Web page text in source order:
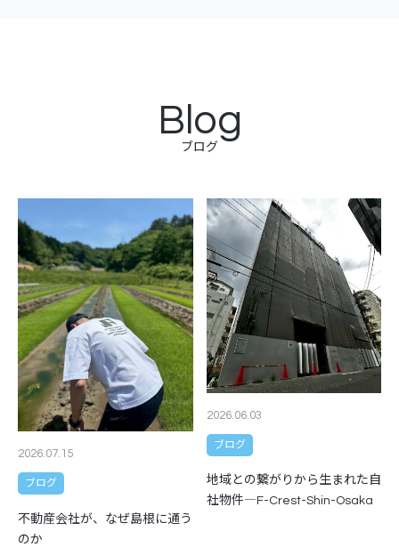
ブログ
Blog
2026.07.15
ブログ
不動産会社が、なぜ島根に通う
のか
2026.06.03
ブログ
地域との繋がりから生まれた自
社物件―F-Crest-Shin-Osaka